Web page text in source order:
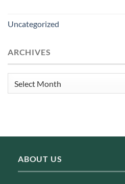
Uncategorized
ARCHIVES
Archives
ABOUT US